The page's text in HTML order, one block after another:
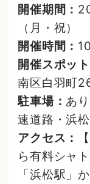
開催期間：
（月・祝）
開催時間：
開催スポット
南区白羽町
駐車場： あ
速道路・浜
アクセス：
ら有料シャ
「浜松駅」